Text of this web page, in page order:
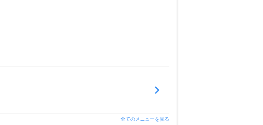
全てのメニューを見る